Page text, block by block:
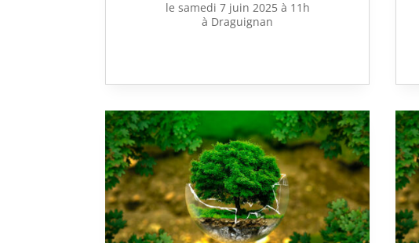
le samedi 7 juin 2025 à 11h
à Draguignan